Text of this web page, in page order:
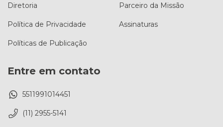
Diretoria
Política de Privacidade
Políticas de Publicação
Parceiro da Missão
Assinaturas
Entre em contato
5511991014451
(11) 2955-5141